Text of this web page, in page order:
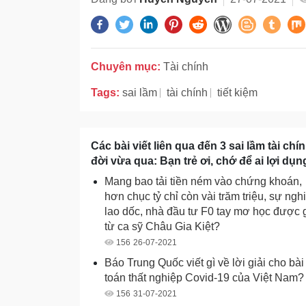
Chuyên mục: Tài chính
Tags: sai lầm tài chính tiết kiệm
Các bài viết liên qua đến 3 sai lầm tài
đời vừa qua: Bạn trẻ ơi, chớ để ai lợi
Mang bao tải tiền ném vào chứng khoán,
hơn chục tỷ chỉ còn vài trăm triệu, sự
lao dốc, nhà đầu tư F0 tay mơ học được
từ ca sỹ Châu Gia Kiệt?
156 26-07-2021
Báo Trung Quốc viết gì về lời giải cho bài
toán thất nghiệp Covid-19 của Việt Nam?
156 31-07-2021